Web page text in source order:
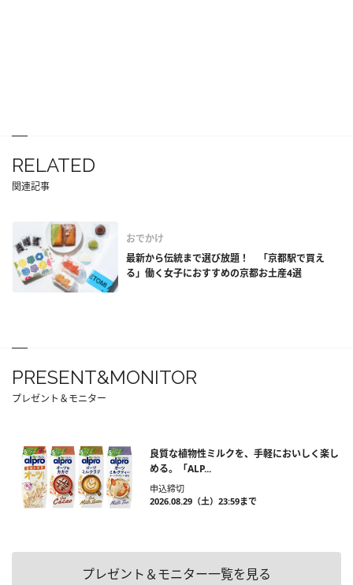
RELATED
関連記事
おでかけ
最新から伝統まで選び放題！ 「京都駅で買え
る」働く女子におすすめの京都お土産4選
PRESENT&MONITOR
プレゼント＆モニター
良質な植物性ミルクを、手軽においしく楽し
める。「ALP...
申込締切
2026.08.29（土）23:59まで
プレゼント＆モニター一覧を見る